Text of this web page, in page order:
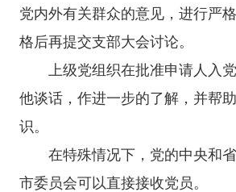
党内外有关群众的意见，进行严
格后再提交支部大会讨论。
上级党组织在批准申请人入
他谈话，作进一步的了解，并帮
识。
在特殊情况下，党的中央和
市委员会可以直接接收党员。